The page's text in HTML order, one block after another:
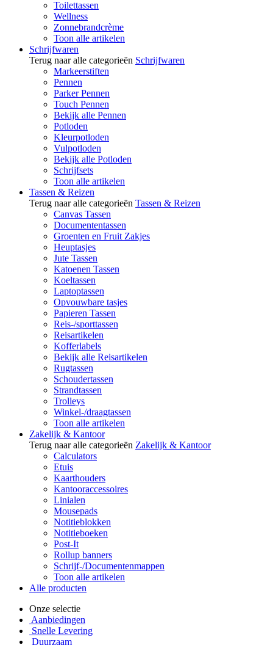
Toilettassen
Wellness
Zonnebrandcrème
Toon alle artikelen
Schrijfwaren
Terug naar alle categorieën Schrijfwaren
Markeerstiften
Pennen
Parker Pennen
Touch Pennen
Bekijk alle Pennen
Potloden
Kleurpotloden
Vulpotloden
Bekijk alle Potloden
Schrijfsets
Toon alle artikelen
Tassen & Reizen
Terug naar alle categorieën Tassen & Reizen
Canvas Tassen
Documententassen
Groenten en Fruit Zakjes
Heuptasjes
Jute Tassen
Katoenen Tassen
Koeltassen
Laptoptassen
Opvouwbare tasjes
Papieren Tassen
Reis-/sporttassen
Reisartikelen
Kofferlabels
Bekijk alle Reisartikelen
Rugtassen
Schoudertassen
Strandtassen
Trolleys
Winkel-/draagtassen
Toon alle artikelen
Zakelijk & Kantoor
Terug naar alle categorieën Zakelijk & Kantoor
Calculators
Etuis
Kaarthouders
Kantooraccessoires
Linialen
Mousepads
Notitieblokken
Notitieboeken
Post-It
Rollup banners
Schrijf-/Documentenmappen
Toon alle artikelen
Alle producten
Onze selectie
Aanbiedingen
Snelle Levering
Duurzaam